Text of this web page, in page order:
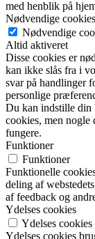
med henblik på
Nødvendige cookies
Nødvendige
Altid aktiveret
Disse cookies er
kan ikke slås fra i
svar på handlinger
personlige
Du kan indstille din
cookies, men nogle
fungere.
Funktioner
Funktioner
Funktionelle
deling af
af feedback og
Ydelses cookies
Ydelses cookies
Ydelses cookies